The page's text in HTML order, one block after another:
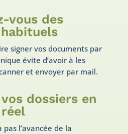
vous des
signer vos documents par
évite d’avoir à les
et envoyer par mail.
dossiers en
pas l’avancée de la